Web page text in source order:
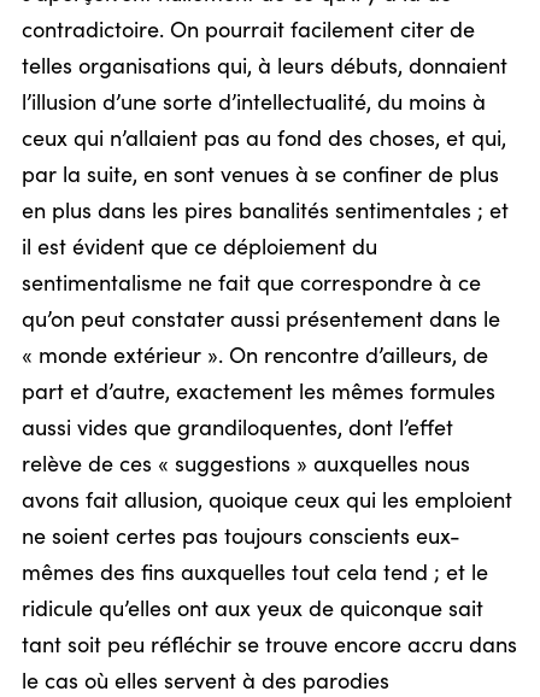
contradictoire. On pourrait facilement citer de
telles organisations qui, à leurs débuts, donnaient
l’illusion d’une sorte d’intellectualité, du moins à
ceux qui n’allaient pas au fond des choses, et qui,
par la suite, en sont venues à se confiner de plus
en plus dans les pires banalités sentimentales ; et
il est évident que ce déploiement du
sentimentalisme ne fait que correspondre à ce
qu’on peut constater aussi présentement dans le
« monde extérieur ». On rencontre d’ailleurs, de
part et d’autre, exactement les mêmes formules
aussi vides que grandiloquentes, dont l’effet
relève de ces « suggestions » auxquelles nous
avons fait allusion, quoique ceux qui les emploient
ne soient certes pas toujours conscients eux-
mêmes des fins auxquelles tout cela tend ; et le
ridicule qu’elles ont aux yeux de quiconque sait
tant soit peu réfléchir se trouve encore accru dans
le cas où elles servent à des parodies